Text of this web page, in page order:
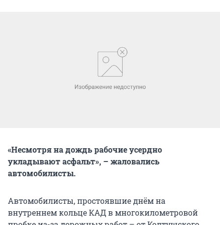
«Несмотря на дождь рабочие усердно
укладывают асфальт», – жаловались
автомобилисты.
Автомобилисты, простоявшие днём на
внутреннем кольце КАД в многокилометровой